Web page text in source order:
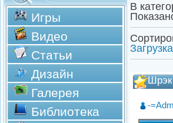
Игры
Видео
Статьи
Дизайн
Галерея
Библиотека
В
Шрэк
-